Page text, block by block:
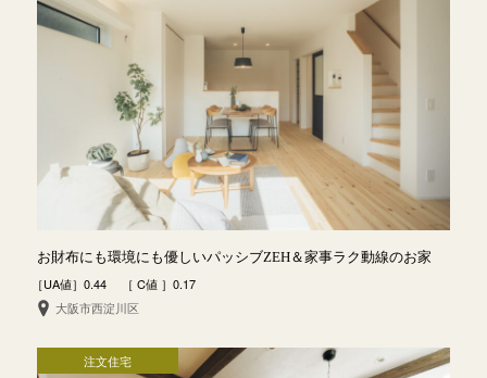
お財布にも環境にも優しいパッシブZEH＆家事ラク動線のお家
［UA値］0.44 ［ C値 ］0.17
大阪市西淀川区
注文住宅